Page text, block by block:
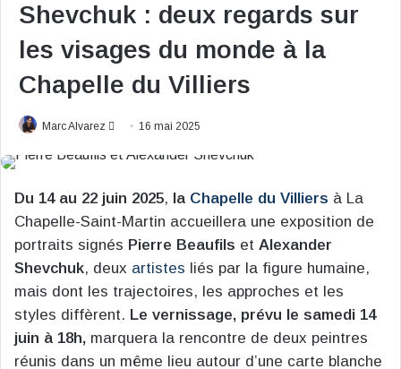
Shevchuk : deux regards sur
les visages du monde à la
Chapelle du Villiers
Marc Alvarez
Envoyer16 mai 2025
Du 14 au 22 juin 2025, la Chapelle du Villiers à La
Chapelle-Saint-Martin accueillera une exposition de
portraits signés Pierre Beaufils et Alexander
Shevchuk, deux artistes liés par la figure humaine,
mais dont les trajectoires, les approches et les
styles diffèrent. Le vernissage, prévu le samedi 14
juin à 18h, marquera la rencontre de deux peintres
réunis dans un même lieu autour d’une carte blanche